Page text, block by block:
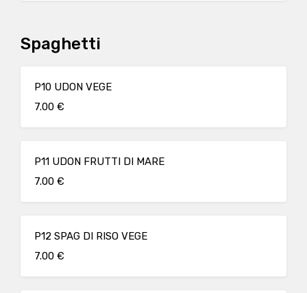
Spaghetti
P10 UDON VEGE
7.00 €
P11 UDON FRUTTI DI MARE
7.00 €
P12 SPAG DI RISO VEGE
7.00 €